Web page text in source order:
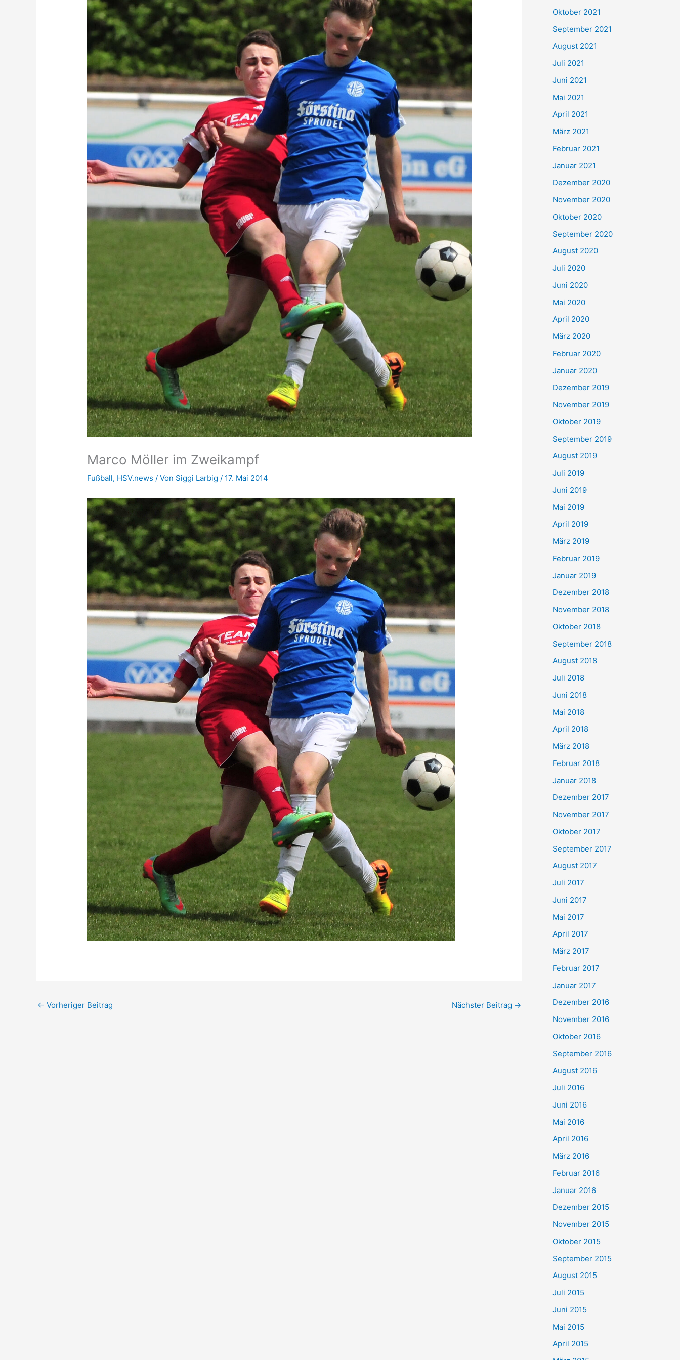
Marco Möller im Zweikampf
Fußball, HSV.news / Von Siggi Larbig/ 17. Mai 2014
← Vorheriger Beitrag Nächster Beitrag →
e
n
h
:
Oktober 2021
September 2021
August 2021
Juli 2021
Juni 2021
Mai 2021
April 2021
März 2021
Februar 2021
Januar 2021
Dezember 2020
November 2020
Oktober 2020
September 2020
August 2020
Juli 2020
Juni 2020
Mai 2020
April 2020
März 2020
Februar 2020
Januar 2020
Dezember 2019
November 2019
Oktober 2019
September 2019
August 2019
Juli 2019
Juni 2019
Mai 2019
April 2019
März 2019
Februar 2019
Januar 2019
Dezember 2018
November 2018
Oktober 2018
September 2018
August 2018
Juli 2018
Juni 2018
Mai 2018
April 2018
März 2018
Februar 2018
Januar 2018
Dezember 2017
November 2017
Oktober 2017
September 2017
August 2017
Juli 2017
Juni 2017
Mai 2017
April 2017
März 2017
Februar 2017
Januar 2017
Dezember 2016
November 2016
Oktober 2016
September 2016
August 2016
Juli 2016
Juni 2016
Mai 2016
April 2016
März 2016
Februar 2016
Januar 2016
Dezember 2015
November 2015
Oktober 2015
September 2015
August 2015
Juli 2015
Juni 2015
Mai 2015
April 2015